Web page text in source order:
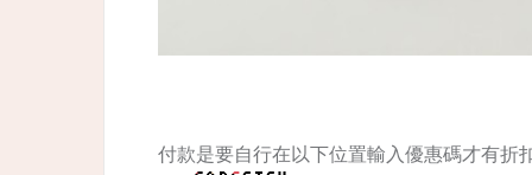
付款是要自行在以下位置輸入優惠碼才有折